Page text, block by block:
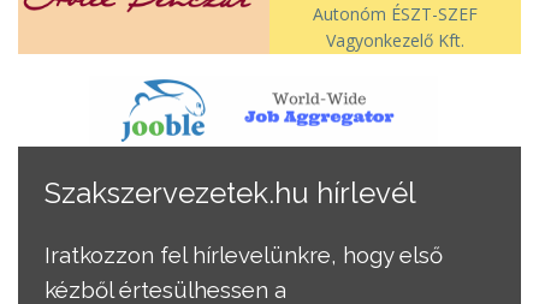
Autonóm ÉSZT-SZEF
Vagyonkezelő Kft.
Szakszervezetek.hu hírlevél
Iratkozzon fel hírlevelünkre, hogy első
kézből értesülhessen a